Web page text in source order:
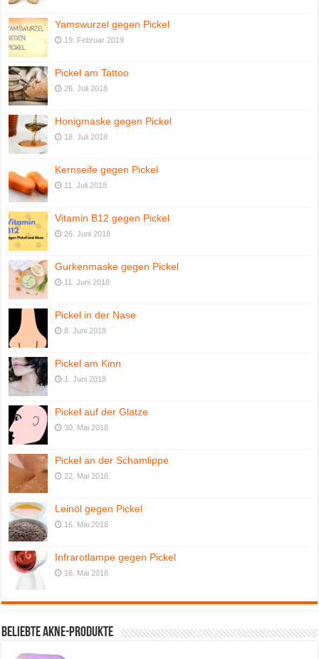
Yamswurzel gegen Pickel
19. Februar 2019
Pickel am Tattoo
26. Juli 2018
Honigmaske gegen Pickel
18. Juli 2018
Kernseife gegen Pickel
11. Juli 2018
Vitamin B12 gegen Pickel
26. Juni 2018
Gurkenmaske gegen Pickel
11. Juni 2018
Pickel in der Nase
8. Juni 2018
Pickel am Kinn
1. Juni 2018
Pickel auf der Glatze
30. Mai 2018
Pickel an der Schamlippe
22. Mai 2018
Leinöl gegen Pickel
16. Mai 2018
Infrarotlampe gegen Pickel
16. Mai 2018
Beliebte Akne-Produkte